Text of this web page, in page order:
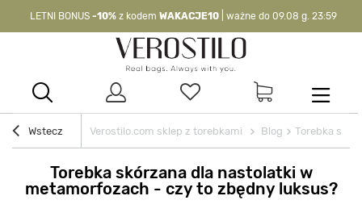
-10% kod:WAKACJE10| nie dotyczy produktów z flagą OKAZJA >
Wstecz Verostilo.com sklep z torebkami Blog Torebka
Torebka skórzana dla nastolatki w
metamorfozach - czy to zbędny luksus?